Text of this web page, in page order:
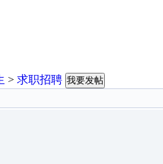
> 求职招聘 我要发帖